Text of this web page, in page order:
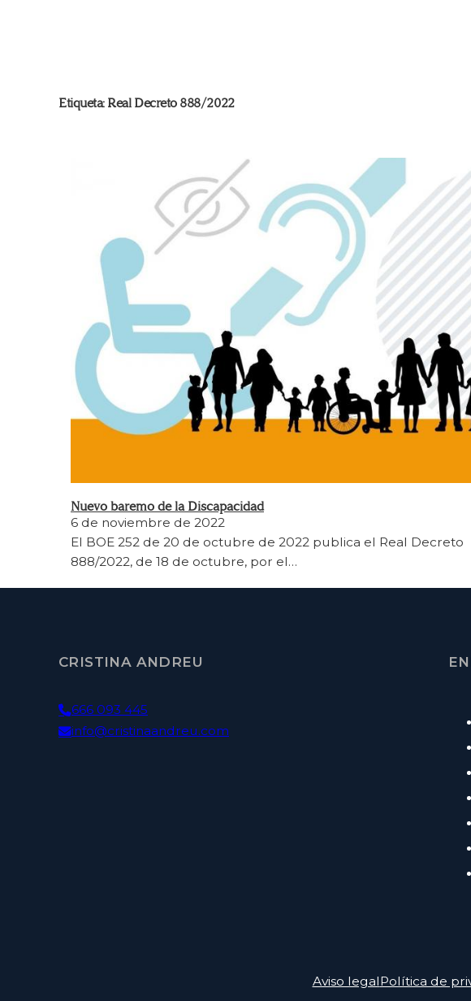
Etiqueta: Real Decreto 888/2022
Nuevo baremo de la Discapacidad
6 de noviembre de 2022
El BOE 252 de 20 de octubre de 2022 publica el Real Decreto
888/2022, de 18 de octubre, por el…
CRISTINA ANDREU
666 093 445
info@cristinaandreu.com
Aviso legalPolítica de